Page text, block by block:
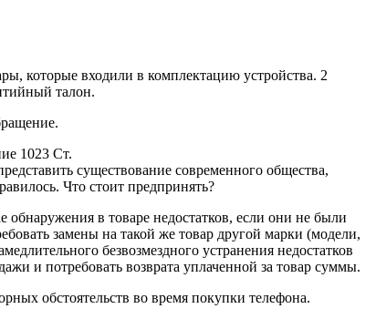
которые входили в комплектацию устройства. 2
талон.
1023 Ст.
существование современного общества,
Что стоит предпринять?
в товаре недостатков, если они не были
замены на такой же товар другой марки (модели,
безвозмездного устранения недостатков
и потребовать возврата уплаченной за товар суммы.
обстоятельств во время покупки телефона.